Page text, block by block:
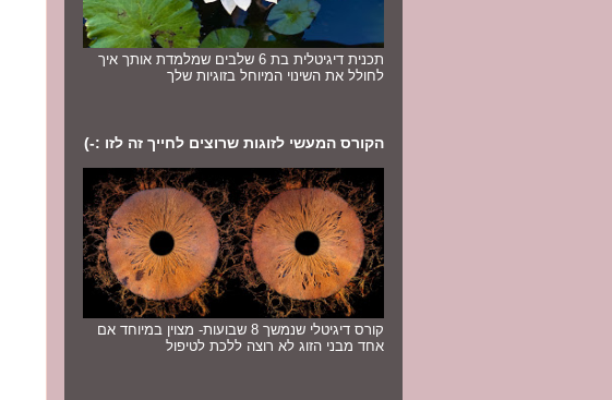
תכנית דיגיטלית בת 6 שלבים שמלמדת אותך איך
לחולל את השינוי המיוחל בזוגיות שלך
הקורס המעשי לזוגות שרוצים לחייך זה לזו :-)
קורס דיגיטלי שנמשך 8 שבועות- מצוין במיוחד אם
אחד מבני הזוג לא רוצה ללכת לטיפול